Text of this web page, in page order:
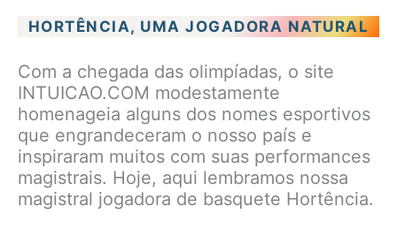
HORTÊNCIA, UMA JOGADORA NATURAL
Com a chegada das olimpíadas, o site
INTUICAO.COM modestamente
homenageia alguns dos nomes esportivos
que engrandeceram o nosso país e
inspiraram muitos com suas performances
magistrais. Hoje, aqui lembramos nossa
magistral jogadora de basquete Hortência.